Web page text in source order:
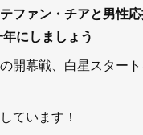
ファン・チアと男性
にしましょう
開幕戦、白星スター
ています！